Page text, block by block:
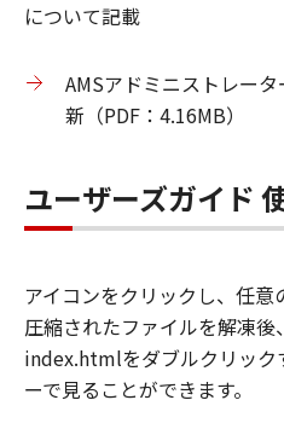
について記載
AMSアドミニストレー
新（PDF：4.16MB）
ユーザーズガイド
アイコンをクリックし、任意
圧縮されたファイルを解凍後
index.htmlをダブルクリック
ーで見ることができます。